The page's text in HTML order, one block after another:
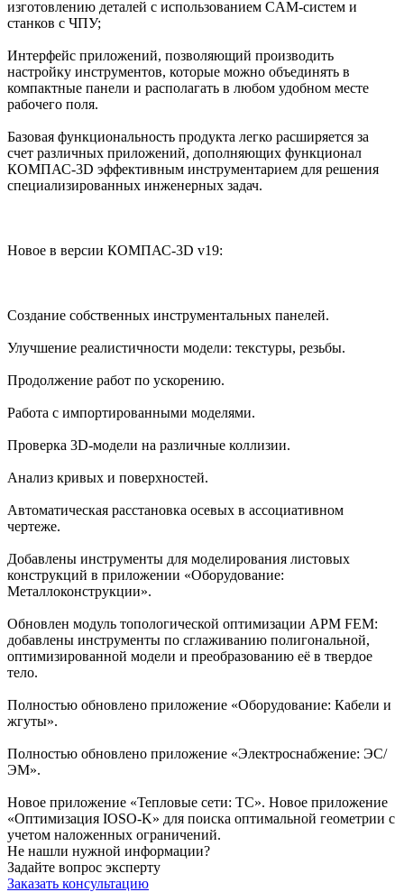
изготовлению деталей с использованием CAM-систем и
станков с ЧПУ;
Интерфейс приложений, позволяющий производить
настройку инструментов, которые можно объединять в
компактные панели и располагать в любом удобном месте
рабочего поля.
Базовая функциональность продукта легко расширяется за
счет различных приложений, дополняющих функционал
КОМПАС-3D эффективным инструментарием для решения
специализированных инженерных задач.
Новое в версии КОМПАС-3D v19:
Создание собственных инструментальных панелей.
Улучшение реалистичности модели: текстуры, резьбы.
Продолжение работ по ускорению.
Работа с импортированными моделями.
Проверка 3D-модели на различные коллизии.
Анализ кривых и поверхностей.
Автоматическая расстановка осевых в ассоциативном
чертеже.
Добавлены инструменты для моделирования листовых
конструкций в приложении «Оборудование:
Металлоконструкции».
Обновлен модуль топологической оптимизации APM FEM:
добавлены инструменты по сглаживанию полигональной,
оптимизированной модели и преобразованию её в твердое
тело.
Полностью обновлено приложение «Оборудование: Кабели и
жгуты».
Полностью обновлено приложение «Электроснабжение: ЭС/
ЭМ».
Новое приложение «Тепловые сети: ТС». Новое приложение
«Оптимизация IOSO-K» для поиска оптимальной геометрии с
учетом наложенных ограничений.
Не нашли нужной информации?
Задайте вопрос эксперту
Заказать консультацию